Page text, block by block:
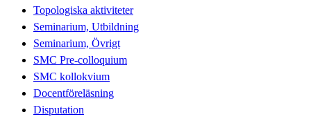
Topologiska aktiviteter
Seminarium, Utbildning
Seminarium, Övrigt
SMC Pre-colloquium
SMC kollokvium
Docentföreläsning
Disputation